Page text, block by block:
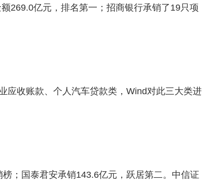
269.0亿元，排名第一；招商银行承销了19只项
应收账款、个人汽车贷款类，Wind对此三大类进
；国泰君安承销143.6亿元，跃居第二。中信证